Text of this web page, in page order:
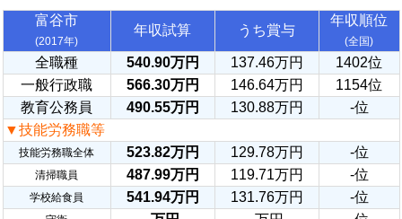
富谷市
(2017年)
年収試算 うち賞与
年収順位
(全国)
全職種 540.90万円 137.46万円
1402位
一般行政職
566.30万円 146.64万円
1154位
教育公務員
490.55万円 130.88万円
-位
▼技能労務職等
技能労務職全体 523.82万円 129.78万円 -位
清掃職員 487.99万円 119.71万円 -位
学校給食員 541.94万円 131.76万円 -位